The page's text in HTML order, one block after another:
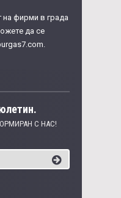
на фирми в града
да се
.
С НАС!